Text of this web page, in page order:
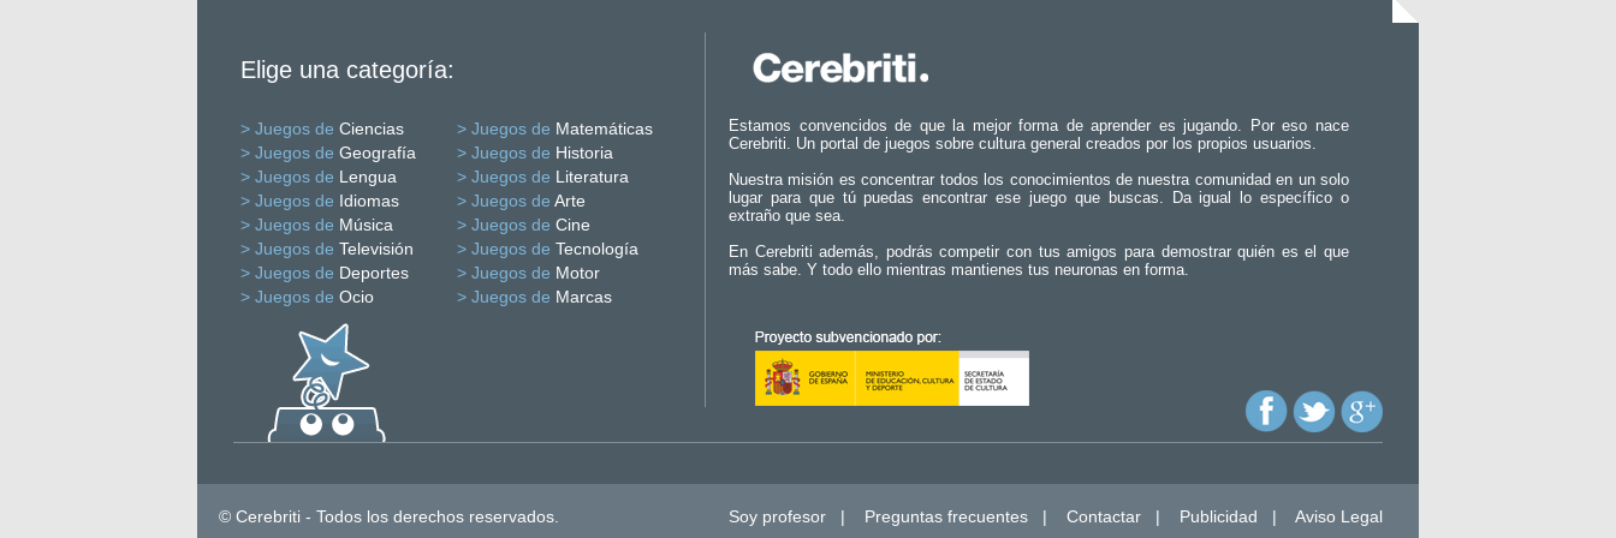
Elige una categoría:
> Juegos de Ciencias > Juegos de Matemáticas
> Juegos de Geografía > Juegos de Historia
> Juegos de Lengua > Juegos de Literatura
> Juegos de Idiomas > Juegos de Arte
> Juegos de Música > Juegos de Cine
> Juegos de Televisión > Juegos de Tecnología
> Juegos de Deportes > Juegos de Motor
> Juegos de Ocio > Juegos de Marcas
Estamos convencidos de que la mejor forma de aprender es jugando. Por eso nace
Cerebriti. Un portal de juegos sobre cultura general creados por los propios usuarios.
Nuestra misión es concentrar todos los conocimientos de nuestra comunidad en un solo
lugar para que tú puedas encontrar ese juego que buscas. Da igual lo específico o
extraño que sea.
En Cerebriti además, podrás competir con tus amigos para demostrar quién es el que
más sabe. Y todo ello mientras mantienes tus neuronas en forma.
© Cerebriti - Todos los derechos reservados. Soy profesor | Preguntas frecuentes | Contactar | Publicidad | Aviso Legal